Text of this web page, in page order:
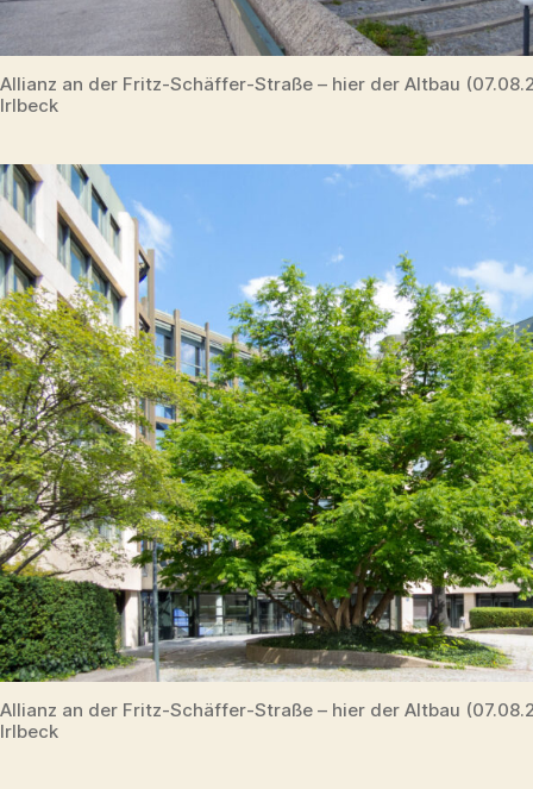
Allianz an der Fritz-Schäffer-Straße – hier der Altbau
Irlbeck
Allianz an der Fritz-Schäffer-Straße – hier der Altbau
Irlbeck